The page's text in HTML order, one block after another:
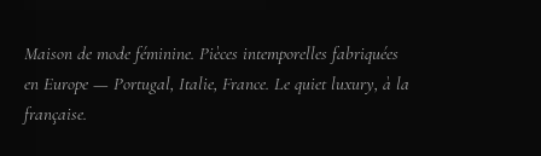
Maison de mode féminine. Pièces intemporelles fabriquées
en Europe — Portugal, Italie, France. Le quiet luxury, à la
française.